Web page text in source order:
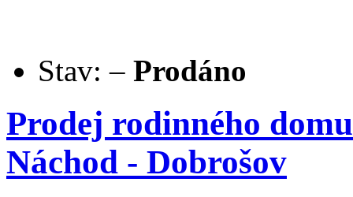
Stav: – Prodáno
Prodej rodinného
Náchod - Dobrošov